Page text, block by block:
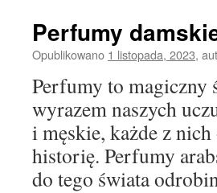
Perfumy
Opublikowano 1 listopada, 2023,
Perfumy to magiczny
wyrazem naszych
i męskie, każde z
historię. Perfumy
do tego świata